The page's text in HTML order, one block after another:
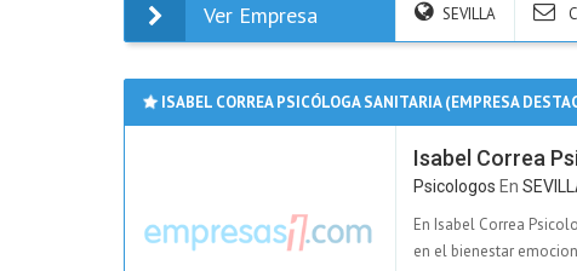
Ver Empresa SEVILLA
ISABEL CORREA PSICÓLOGA SANITARIA (EMPRESA
Isabel Correa
Psicologos En
En Isabel Correa
en el bienestar